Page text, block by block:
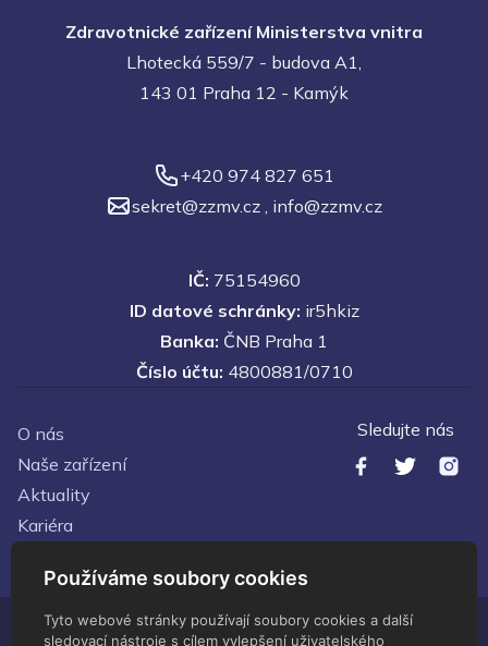
Používáme soubory cookies
Tyto webové stránky používají soubory cookies a další
sledovací nástroje s cílem vylepšení uživatelského
Zdravotnické zařízení Ministerstva vnitra
Lhotecká 559/7 - budova A1,
143 01 Praha 12 - Kamýk
+420 974 827 651
sekret@zzmv.cz info@zzmv.cz
IČ: 75154960
ID datové schránky: ir5hkiz
Banka: ČNB Praha 1
Číslo účtu: 4800881/0710
O nás
Naše zařízení
Aktuality
Kariéra
Sledujte nás